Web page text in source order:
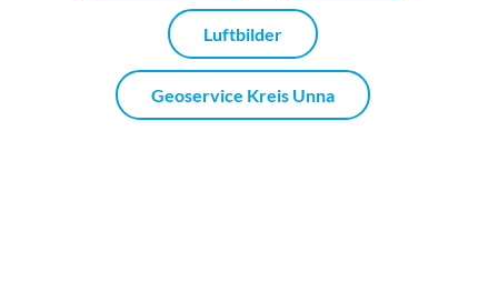
Luftbilder
Geoservice Kreis Unna